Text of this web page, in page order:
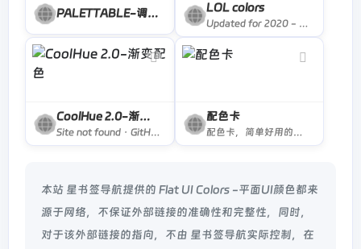
PALETTABLE-调色板生成 LOL colors
Updated for 2020 - we&#039;ve found the best web design agencies so you don&#039;t have to. Save time and find the right web design firm here!
CoolHue 2.0-渐变配色
Site not found · GitHub Pages
配色卡
配色卡，简单好用的配色网站，专注于配色色彩领域，拥有超多经典、时尚、新锐配色组合，让色彩搭配不再难
本站 星书签导航提供的 Flat UI Colors -平面UI颜色都来
源于网络，不保证外部链接的准确性和完整性，同时，
对于该外部链接的指向，不由 星书签导航实际控制，在